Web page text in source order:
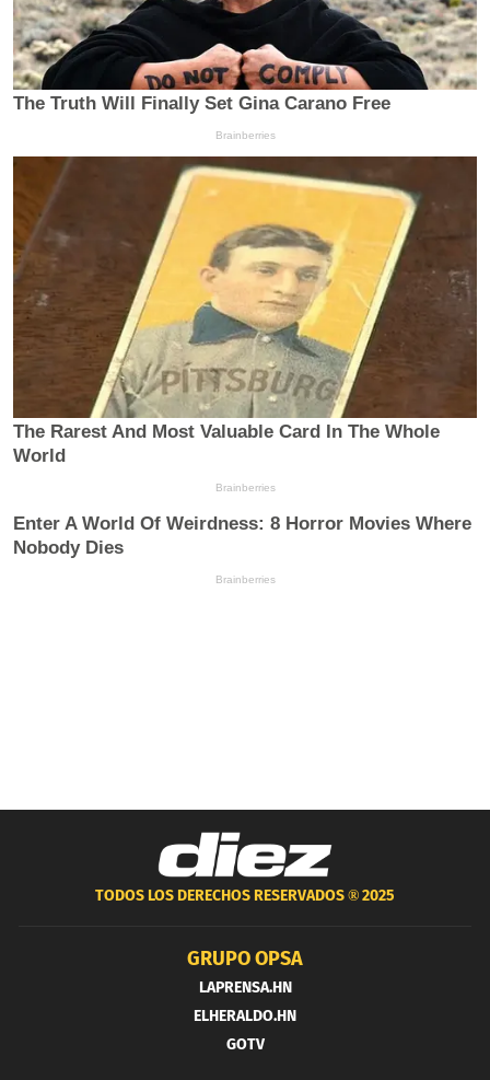
TODOS LOS DERECHOS RESERVADOS ®2025
GRUPO OPSA
LAPRENSA.HN
ELHERALDO.HN
GOTV